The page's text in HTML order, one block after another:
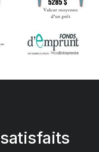
satisfaits